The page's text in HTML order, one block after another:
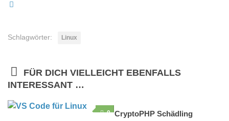
Schlagwörter: Linux
FÜR DICH VIELLEICHT EBENFALLS
INTERESSANT …
0 CryptoPHP Schädling